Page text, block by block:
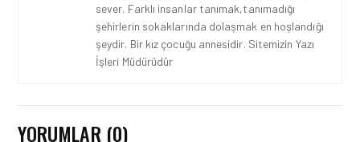
sever. Farklı insanlar tanımak,tanımadığı
şehirlerin sokaklarında dolaşmak en hoşlandığı
şeydir. Bir kız çocuğu annesidir. Sitemizin Yazı
İşleri Müdürüdür
YORUMLAR (0)